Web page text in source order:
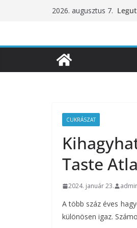
2026. augusztus 7.
CUKRÁSZAT
Taste
2024. január 23.
A több száz éves
különösen igaz.